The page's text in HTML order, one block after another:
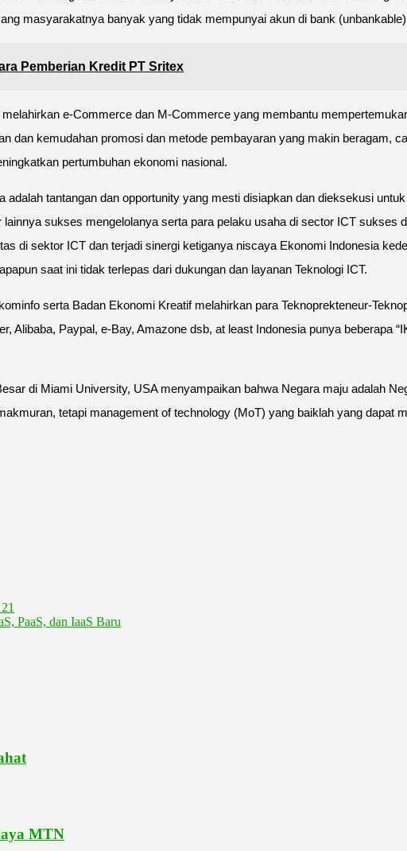
masyarakatnya banyak yang tidak mempunyai akun di bank
Pemberian Kredit PT Sritex
e-Commerce dan M-Commerce yang membantu
dan kemudahan promosi dan metode pembayaran yang makin beragam,
pertumbuhan ekonomi nasional.
tantangan dan opportunity yang mesti disiapkan dan dieksekusi
sukses mengelolanya serta para pelaku usaha di sector ICT sukses
di sektor ICT dan terjadi sinergi ketiganya niscaya Ekonomi Indonesia
saat ini tidak terlepas dari dukungan dan layanan Teknologi ICT.
serta Badan Ekonomi Kreatif melahirkan para Teknoprekteneur-
Alibaba, Paypal, e-Bay, Amazone dsb, at least Indonesia punya beberapa
di Miami University, USA menyampaikan bahwa Negara maju adalah
tetapi management of technology (MoT) yang baiklah yang dapat
PaaS, dan IaaS Baru
MTN